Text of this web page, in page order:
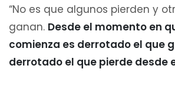
“No es que algunos pierden y
ganan. Desde el momento en
comienza es derrotado el que
derrotado el que pierde desde